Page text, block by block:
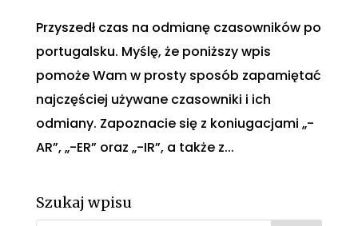
Przyszedł czas na odmianę czasowników po
portugalsku. Myślę, że poniższy wpis
pomoże Wam w prosty sposób zapamiętać
najczęściej używane czasowniki i ich
odmiany. Zapoznacie się z koniugacjami „-
AR”, „-ER” oraz „-IR”, a także z...
Szukaj wpisu